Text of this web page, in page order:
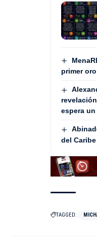
primer
espera
del
TAGGED: